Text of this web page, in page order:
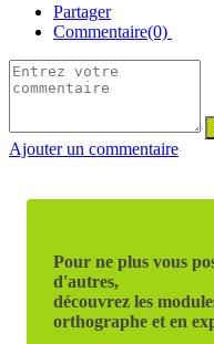
Partager
Commentaire(0)
Ajouter un commentaire
Pour ne plus vous
d'autres,
découvrez les
orthographe et en